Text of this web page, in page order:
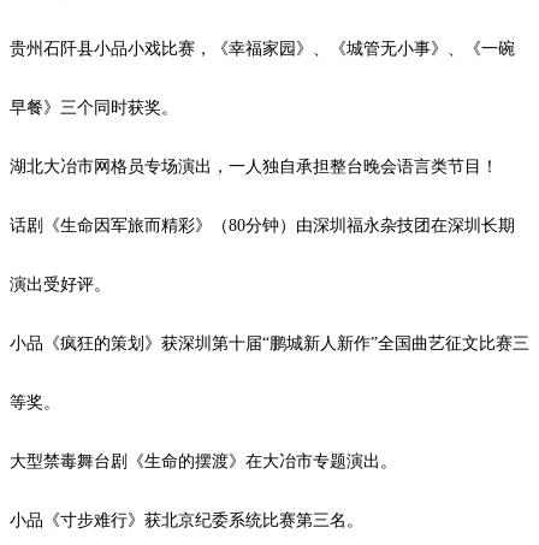
贵州石阡县小品小戏比赛，《幸福家园》、《城管无小事》、《一碗
早餐》三个同时获奖。
湖北大冶市网格员专场演出，一人独自承担整台晚会语言类节目！
话剧《生命因军旅而精彩》（80分钟）由深圳福永杂技团在深圳长期
演出受好评。
小品《疯狂的策划》获深圳第十届“鹏城新人新作”全国曲艺征文比赛三
等奖。
大型禁毒舞台剧《生命的摆渡》在大冶市专题演出。
小品《寸步难行》获北京纪委系统比赛第三名。